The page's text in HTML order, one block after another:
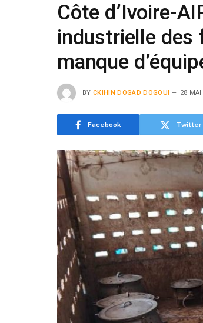
Côte d’Ivoire-
industrielle des
manque
BY CKIHIN DOGAD DOGOUI 28
Facebook Twitter